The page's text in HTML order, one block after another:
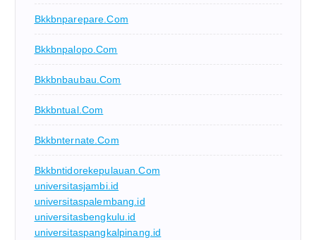
Bkkbnparepare.com
Bkkbnpalopo.com
Bkkbnbaubau.com
Bkkbntual.com
Bkkbnternate.com
Bkkbntidorekepulauan.com
universitasjambi.id
universitaspalembang.id
universitasbengkulu.id
universitaspangkalpinang.id